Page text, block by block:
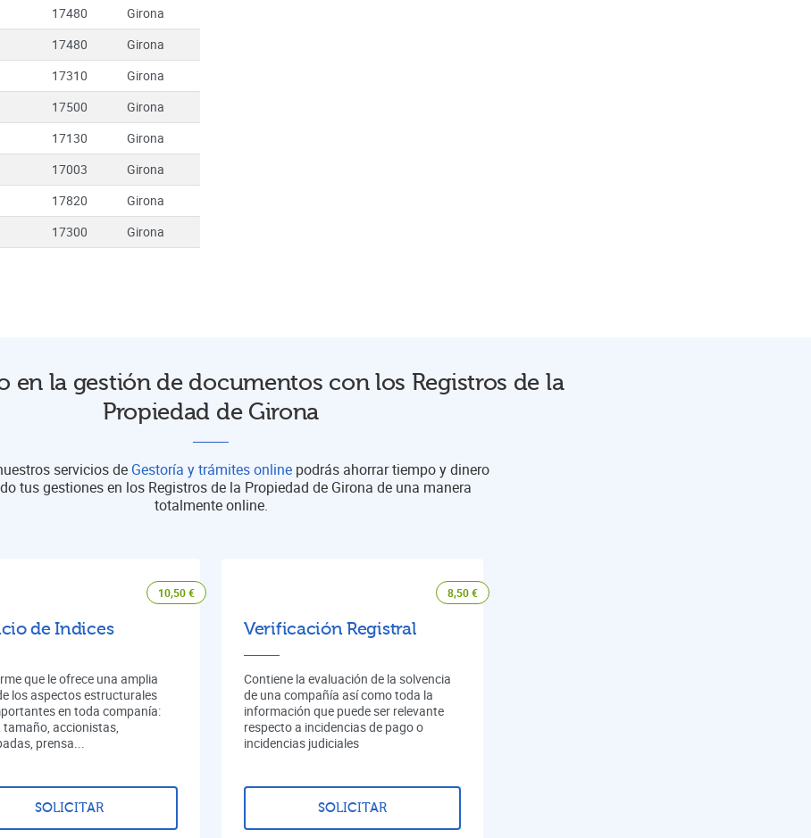
17480
Girona
17480
Girona
17310
Girona
17500
Girona
17130
Girona
17003
Girona
17820
Girona
17300 Girona
en la gestión de documentos con los Registros de la
Propiedad de Girona
servicios de Gestoría y trámites online podrás ahorrar tiempo y dinero
tus gestiones en los Registros de la Propiedad de Girona de una manera
totalmente online.
10,50€
de Indices
que le ofrece una amplia
los aspectos estructurales
en toda companía:
tamaño, accionistas,
prensa...
SOLICITAR
8,50€
Verificación Registral
Contiene la evaluación de la solvencia
de una compañía así como toda la
información que puede ser relevante
respecto a incidencias de pago o
incidencias judiciales
SOLICITAR